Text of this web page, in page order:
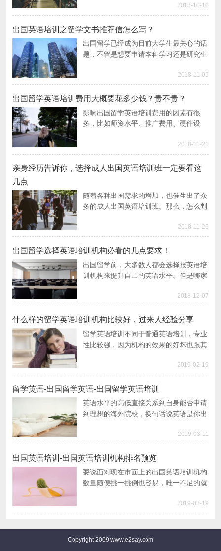
不能盲目，下面这些准备工作一定要做
足。
2018-10-10
出国英语培训之留学文书推荐信怎么写？
出国留学已经成为目前大学生最关心的话
题，不管是想要申请本科学习还是研究生
言能力外，还需要任课老师的推荐信。本
期的出国英语培训就为大家讲解一下留学
推荐信该怎么写。
2018-11-05
出国留学英语培训费用大概要花多少钱？贵不贵？
影响出国留学英语培训费用的因素有很
多，比如师资水平、推广费用、硬件设
钱，并没有多少人了解，下面就来简单的
介绍下具体的出国留学英语培训费用及其
影响因素。
2018-11-21
亲身经历告诉你，选择成人出国英语培训班一定要看这
几点
随着各种出国需求的增加，也催生出了众
多的成人出国英语培训班。那么，怎么判
面通过我的亲身经历，告诉大家如何选择
成人出国英语培训班。
2018-11-26
出国留学选择英语培训机构必看的几点要求！
出国留学前，大多数人都会选择报英语培
训机构来提升自己的英语水平。但是哪家
大家选择出国留学选择英语培训机构必看
的几点要求。
2018-12-07
什么样的留学英语培训机构比较好，过来人经验分享
留学英语培训不同于普通英语培训，专业
性比较强，因为机构的效果的好坏也跟其
家机构效果比较好，笔者今天来说说我的
看法。
2019-02-19
留学英语-出国留学英语-出国留学英语培训
英语水平的高低直接关系到自身能否申请
到理想的海外院校，换句话说英语是你出
水平也将直接影响到你在海外生活的沟通
交流，所以好的英语水平能够让你的出国
留学路走的更加平稳。
2019-03-11
出国英语培训-出国英语培训机构排名预览
要说面对现在市面上的出国英语培训机构
数量随便挑一挑倒也容易，唯一不足的就
会花费太多，但比较浪费的是时间，换句
话来讲，大部分的出国人士都比较看重时
这样才能从根本上解决问题，那么什么样
2019-03-19
Copyright 2009 www.e2say.com